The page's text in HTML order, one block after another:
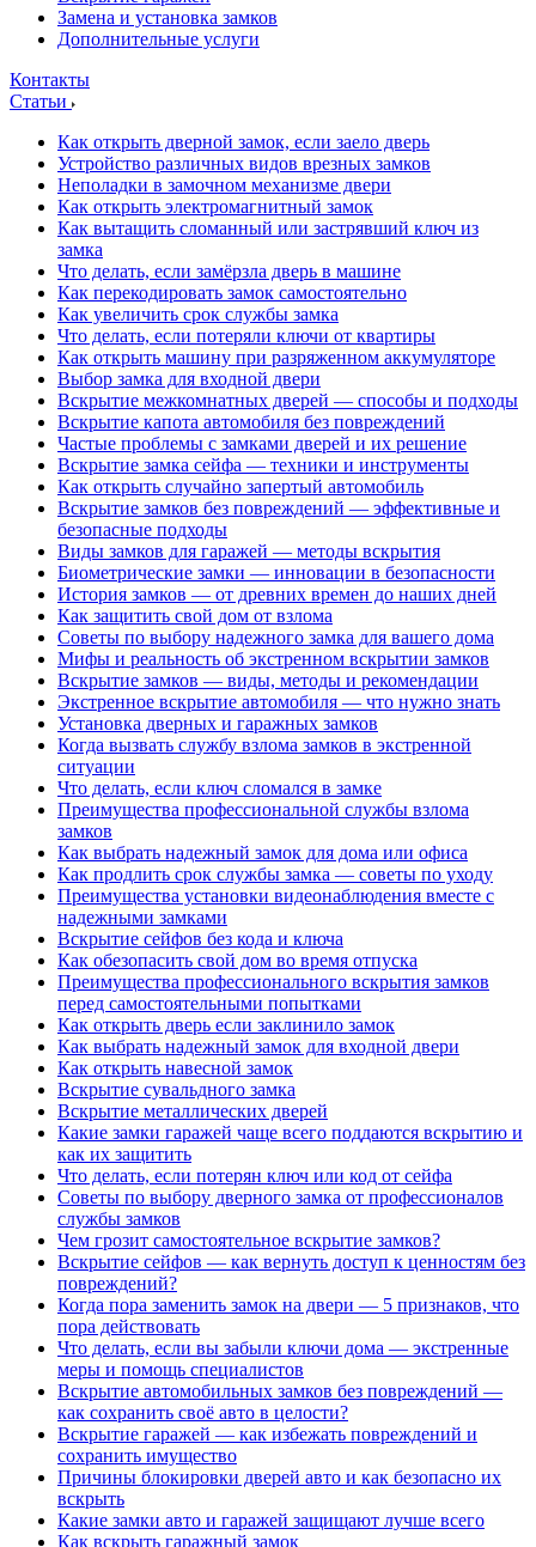
Замена и установка замков
Дополнительные услуги
Контакты
Статьи
Как открыть дверной замок, если заело дверь
Устройство различных видов врезных замков
Неполадки в замочном механизме двери
Как открыть электромагнитный замок
Как вытащить сломанный или застрявший ключ из
замка
Что делать, если замёрзла дверь в машине
Как перекодировать замок самостоятельно
Как увеличить срок службы замка
Что делать, если потеряли ключи от квартиры
Как открыть машину при разряженном аккумуляторе
Выбор замка для входной двери
Вскрытие межкомнатных дверей — способы и подходы
Вскрытие капота автомобиля без повреждений
Частые проблемы с замками дверей и их решение
Вскрытие замка сейфа — техники и инструменты
Как открыть случайно запертый автомобиль
Вскрытие замков без повреждений — эффективные и
безопасные подходы
Виды замков для гаражей — методы вскрытия
Биометрические замки — инновации в безопасности
История замков — от древних времен до наших дней
Как защитить свой дом от взлома
Советы по выбору надежного замка для вашего дома
Мифы и реальность об экстренном вскрытии замков
Вскрытие замков — виды, методы и рекомендации
Экстренное вскрытие автомобиля — что нужно знать
Установка дверных и гаражных замков
Когда вызвать службу взлома замков в экстренной
ситуации
Что делать, если ключ сломался в замке
Преимущества профессиональной службы взлома
замков
Как выбрать надежный замок для дома или офиса
Как продлить срок службы замка — советы по уходу
Преимущества установки видеонаблюдения вместе с
надежными замками
Вскрытие сейфов без кода и ключа
Как обезопасить свой дом во время отпуска
Преимущества профессионального вскрытия замков
перед самостоятельными попытками
Как открыть дверь если заклинило замок
Как выбрать надежный замок для входной двери
Как открыть навесной замок
Вскрытие сувальдного замка
Вскрытие металлических дверей
Какие замки гаражей чаще всего поддаются вскрытию и
как их защитить
Что делать, если потерян ключ или код от сейфа
Советы по выбору дверного замка от профессионалов
службы замков
Чем грозит самостоятельное вскрытие замков?
Вскрытие сейфов — как вернуть доступ к ценностям без
повреждений?
Когда пора заменить замок на двери — 5 признаков, что
пора действовать
Что делать, если вы забыли ключи дома — экстренные
меры и помощь специалистов
Вскрытие автомобильных замков без повреждений —
как сохранить своё авто в целости?
Вскрытие гаражей — как избежать повреждений и
сохранить имущество
Причины блокировки дверей авто и как безопасно их
вскрыть
Какие замки авто и гаражей защищают лучше всего
Как вскрыть гаражный замок